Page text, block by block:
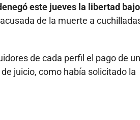
este jueves la libertad bajo
acusada de la muerte a
de cada perfil el pago de
juicio, como había solicitado la